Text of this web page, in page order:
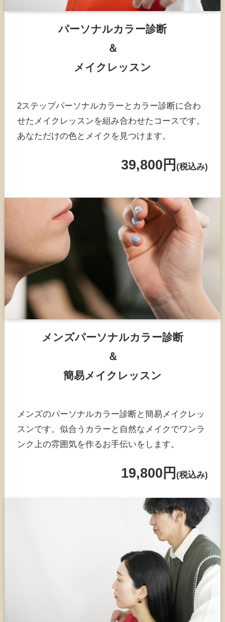
パーソナルカラー診断
＆
メイクレッスン
2ステップパーソナルカラーとカラー診断に合わ
せたメイクレッスンを組み合わせたコースです。
あなただけの色とメイクを見つけます。
39,800円 (税込み)
メンズパーソナルカラー診断
＆
簡易メイクレッスン
メンズのパーソナルカラー診断と簡易メイクレッ
スンです。似合うカラーと自然なメイクでワンラ
ンク上の雰囲気を作るお手伝いをします。
19,800円 (税込み)